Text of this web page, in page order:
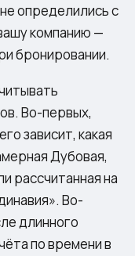
определились с
компанию —
бронировании.
Во-первых,
зависит, какая
Дубовая,
рассчитанная на
Во-
длинного
по времени в